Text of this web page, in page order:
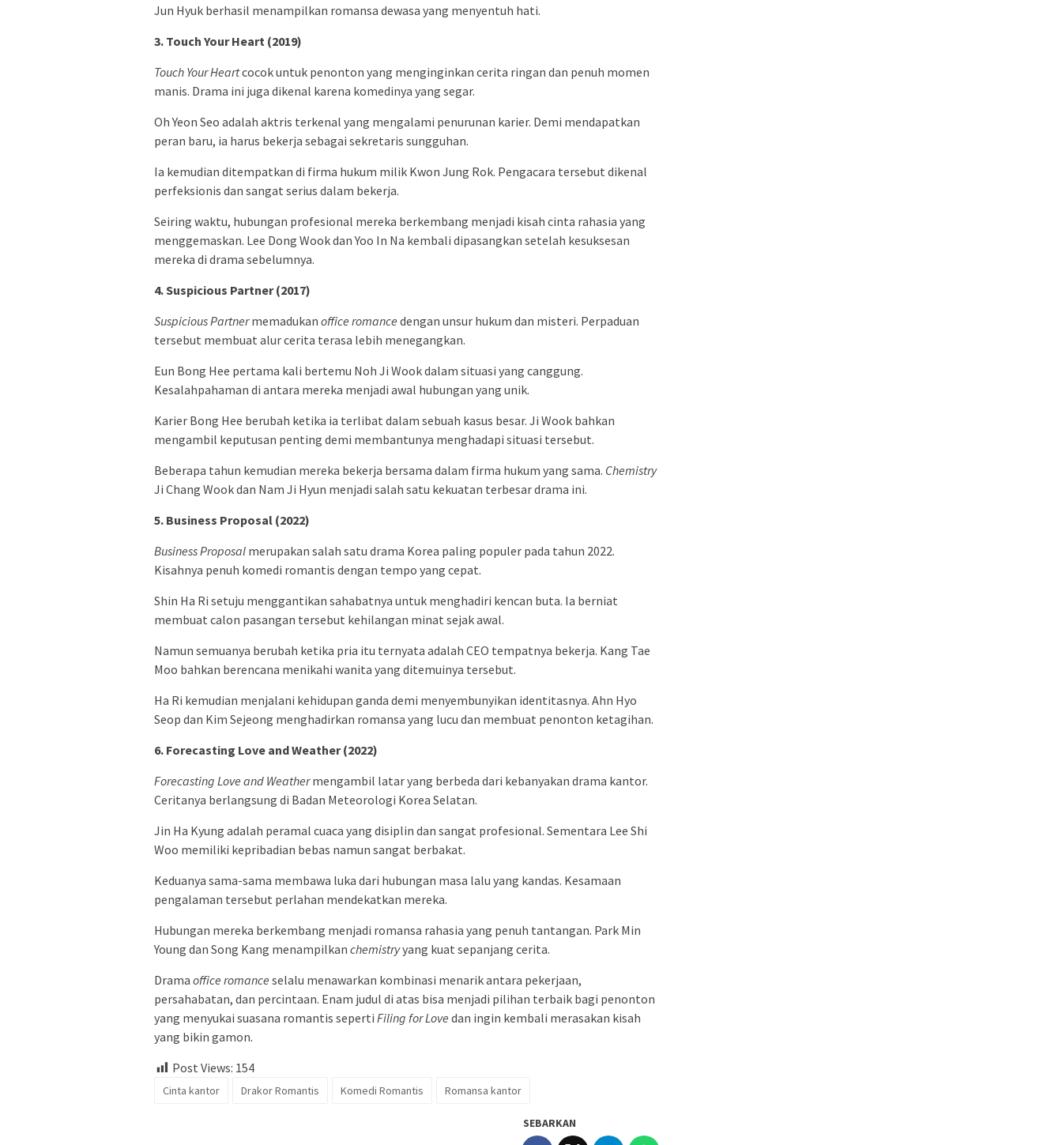
Jun Hyuk berhasil menampilkan romansa dewasa yang menyentuh hati.
3. Touch Your Heart (2019)
Touch Your Heartcocok untuk penonton yang menginginkan cerita ringan dan penuh momen
manis. Drama ini juga dikenal karena komedinya yang segar.
Oh Yeon Seo adalah aktris terkenal yang mengalami penurunan karier. Demi mendapatkan
peran baru, ia harus bekerja sebagai sekretaris sungguhan.
Ia kemudian ditempatkan di firma hukum milik Kwon Jung Rok. Pengacara tersebut dikenal
perfeksionis dan sangat serius dalam bekerja.
Seiring waktu, hubungan profesional mereka berkembang menjadi kisah cinta rahasia yang
menggemaskan. Lee Dong Wook dan Yoo In Na kembali dipasangkan setelah kesuksesan
mereka di drama sebelumnya.
4. Suspicious Partner (2017)
Suspicious Partnermemadukan office romance dengan unsur hukum dan misteri. Perpaduan
tersebut membuat alur cerita terasa lebih menegangkan.
Eun Bong Hee pertama kali bertemu Noh Ji Wook dalam situasi yang canggung.
Kesalahpahaman di antara mereka menjadi awal hubungan yang unik.
Karier Bong Hee berubah ketika ia terlibat dalam sebuah kasus besar. Ji Wook bahkan
mengambil keputusan penting demi membantunya menghadapi situasi tersebut.
Beberapa tahun kemudian mereka bekerja bersama dalam firma hukum yang sama. Chemistry
Ji Chang Wook dan Nam Ji Hyun menjadi salah satu kekuatan terbesar drama ini.
5. Business Proposal (2022)
Business Proposal merupakan salah satu drama Korea paling populer pada tahun 2022.
Kisahnya penuh komedi romantis dengan tempo yang cepat.
Shin Ha Ri setuju menggantikan sahabatnya untuk menghadiri kencan buta. Ia berniat
membuat calon pasangan tersebut kehilangan minat sejak awal.
Namun semuanya berubah ketika pria itu ternyata adalah CEO tempatnya bekerja. Kang Tae
Moo bahkan berencana menikahi wanita yang ditemuinya tersebut.
Ha Ri kemudian menjalani kehidupan ganda demi menyembunyikan identitasnya. Ahn Hyo
Seop dan Kim Sejeong menghadirkan romansa yang lucu dan membuat penonton ketagihan.
6. Forecasting Love and Weather (2022)
Forecasting Love and Weathermengambil latar yang berbeda dari kebanyakan drama kantor.
Ceritanya berlangsung di Badan Meteorologi Korea Selatan.
Jin Ha Kyung adalah peramal cuaca yang disiplin dan sangat profesional. Sementara Lee Shi
Woo memiliki kepribadian bebas namun sangat berbakat.
Keduanya sama-sama membawa luka dari hubungan masa lalu yang kandas. Kesamaan
pengalaman tersebut perlahan mendekatkan mereka.
Hubungan mereka berkembang menjadi romansa rahasia yang penuh tantangan. Park Min
Young dan Song Kang menampilkan chemistryyang kuat sepanjang cerita.
Drama office romance selalu menawarkan kombinasi menarik antara pekerjaan,
persahabatan, dan percintaan. Enam judul di atas bisa menjadi pilihan terbaik bagi penonton
yang menyukai suasana romantis seperti Filing for Love dan ingin kembali merasakan kisah
yang bikin gamon.
Post Views: 154
Cinta kantor Drakor Romantis Komedi Romantis Romansa kantor
SEBARKAN